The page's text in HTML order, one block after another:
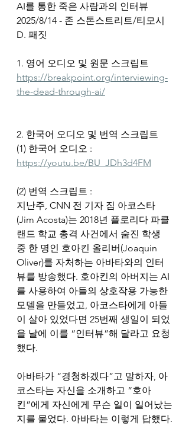
AI를 통한 죽은 사람과의 인터뷰
2025/8/14 - 존 스톤스트리트/티모시
D. 패짓
1. 영어 오디오 및 원문 스크립트
https://breakpoint.org/interviewing-
the-dead-through-ai/
2. 한국어 오디오 및 번역 스크립트
(1) 한국어 오디오 :
https://youtu.be/BU_JDh3d4FM
(2) 번역 스크립트 :
지난주, CNN 전 기자 짐 아코스타
(Jim Acosta)는 2018년 플로리다 파클
랜드 학교 총격 사건에서 숨진 학생
중 한 명인 호아킨 올리버(Joaquin
Oliver)를 자처하는 아바타와의 인터
뷰를 방송했다. 호아킨의 아버지는 AI
를 사용하여 아들의 상호작용 가능한
모델을 만들었고, 아코스타에게 아들
이 살아 있었다면 25번째 생일이 되었
을 날에 이를 “인터뷰”해 달라고 요청
했다.
아바타가 “경청하겠다”고 말하자, 아
코스타는 자신을 소개하고 “호아
킨”에게 자신에게 무슨 일이 일어났는
지를 물었다. 아바타는 이렇게 답했다.